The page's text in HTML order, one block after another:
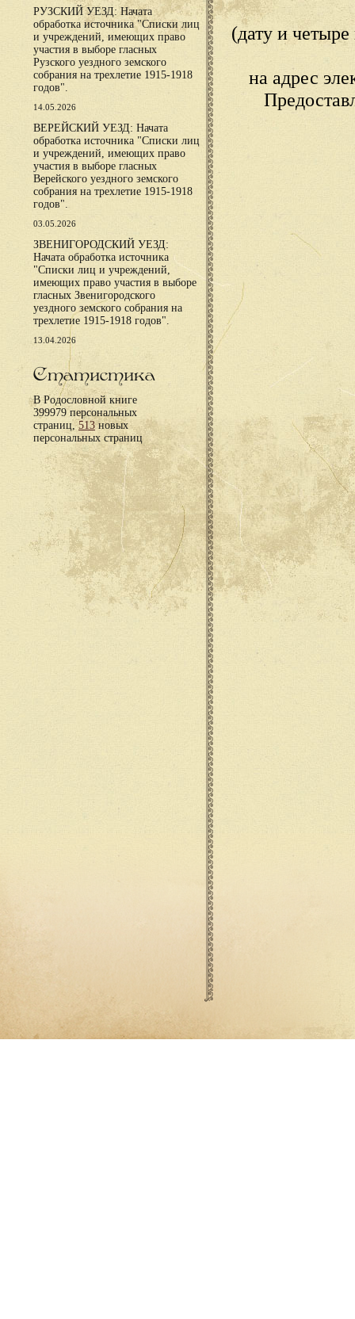
РУЗСКИЙ УЕЗД: Начата
обработка источника "Списки лиц
и учреждений, имеющих право
участия в выборе гласных
Рузского уездного земского
собрания на трехлетие 1915-1918
годов".
14.05.2026
ВЕРЕЙСКИЙ УЕЗД: Начата
обработка источника "Списки лиц
и учреждений, имеющих право
участия в выборе гласных
Верейского уездного земского
собрания на трехлетие 1915-1918
годов".
03.05.2026
ЗВЕНИГОРОДСКИЙ УЕЗД:
Начата обработка источника
"Списки лиц и учреждений,
имеющих право участия в выборе
гласных Звенигородского
уездного земского собрания на
трехлетие 1915-1918 годов".
13.04.2026
Статистика
В Родословной книге
399979 персональных
страниц,513новых
персональных страниц
(дату и
на адрес